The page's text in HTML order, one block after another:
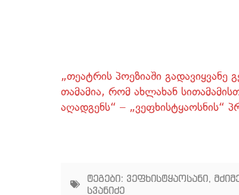
„თეატრის პოეზიაში
თამამია, რომ ახლახან
აღადგენს“ – „ვეფხისტყაოსნის“
ტეგები: ვეფხისტყაოსანი,
სვანიძე